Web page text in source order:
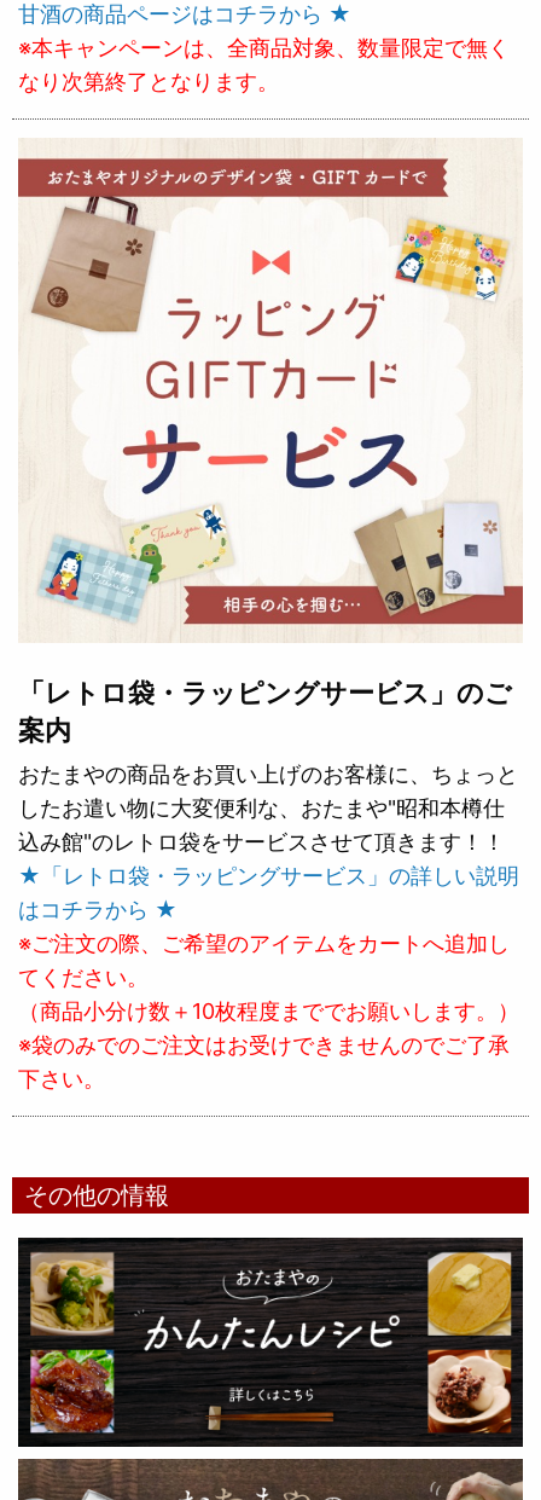
甘酒の商品ページはコチラから ★
※本キャンペーンは、全商品対象、数量限定で無く
なり次第終了となります。
「レトロ袋・ラッピングサービス」のご
案内
おたまやの商品をお買い上げのお客様に、ちょっと
したお遣い物に大変便利な、おたまや"昭和本樽仕
込み館"のレトロ袋をサービスさせて頂きます！！
★「レトロ袋・ラッピングサービス」の詳しい説明
はコチラから ★
※ご注文の際、ご希望のアイテムをカートへ追加し
てください。
（商品小分け数＋10枚程度まででお願いします。）
※袋のみでのご注文はお受けできませんのでご了承
下さい。
その他の情報